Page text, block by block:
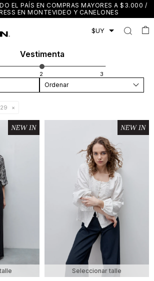
EL PAÍS EN COMPRAS MAYORES A $3.000 /
EN MONTEVIDEO Y CANELONES
Vestimenta
Recomendados
Seleccionar talle